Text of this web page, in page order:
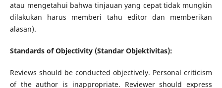
atau mengetahui bahwa tinjauan yang cepat tidak mungkin
dilakukan harus memberi tahu editor dan memberikan
alasan).
Standards of Objectivity (Standar Objektivitas):
Reviews should be conducted objectively. Personal criticism
of the author is inappropriate. Reviewer should express